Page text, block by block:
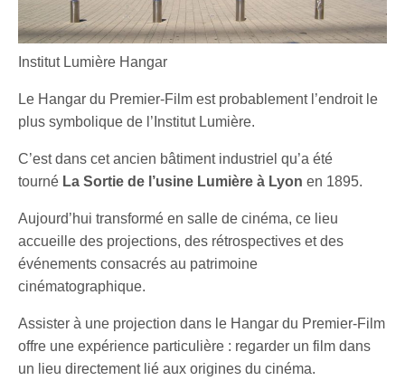
Institut Lumière Hangar
Le Hangar du Premier-Film est probablement l’endroit le
plus symbolique de l’Institut Lumière.
C’est dans cet ancien bâtiment industriel qu’a été
tourné La Sortie de l’usine Lumière à Lyon en 1895.
Aujourd’hui transformé en salle de cinéma, ce lieu
accueille des projections, des rétrospectives et des
événements consacrés au patrimoine
cinématographique.
Assister à une projection dans le Hangar du Premier-Film
offre une expérience particulière : regarder un film dans
un lieu directement lié aux origines du cinéma.